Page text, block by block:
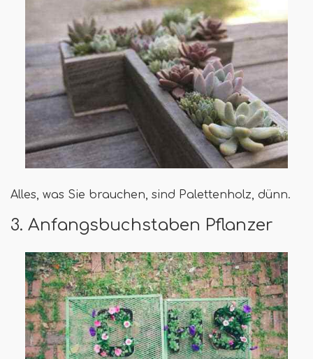
Alles, was Sie brauchen, sind Palettenholz, dünn.
3. Anfangsbuchstaben Pflanzer